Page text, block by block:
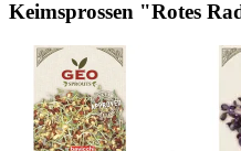
Keimsprossen "Rotes